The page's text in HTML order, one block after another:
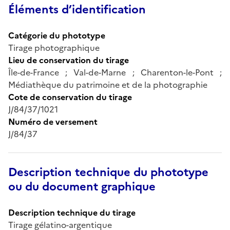
Éléments d’identification
Catégorie du phototype
Tirage photographique
Lieu de conservation du tirage
Île-de-France ; Val-de-Marne ; Charenton-le-Pont ;
Médiathèque du patrimoine et de la photographie
Cote de conservation du tirage
J/84/37/1021
Numéro de versement
J/84/37
Description technique du phototype
ou du document graphique
Description technique du tirage
Tirage gélatino-argentique